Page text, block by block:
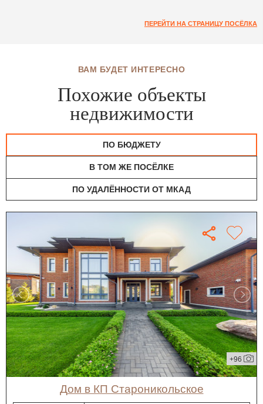
ПЕРЕЙТИ НА СТРАНИЦУ ПОСЁЛКА
ВАМ БУДЕТ ИНТЕРЕСНО
Похожие объекты
недвижимости
ПО БЮДЖЕТУ
В ТОМ ЖЕ ПОСЁЛКЕ
ПО УДАЛЁННОСТИ ОТ МКАД
+96
дом в КП Староникольское